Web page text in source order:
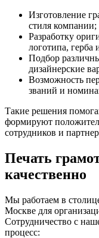
Изготовление
стиля компании;
Разработку
логотипа, герба
Подбор
дизайнерские
Возможность
званий и
Такие решения
формируют
сотрудников и
Печать
качественно
Мы работаем в
Москве для
Сотрудничество с
процесс: